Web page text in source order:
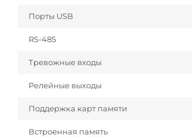
Порты USB
RS-485
Тревожные входы
Релейные выходы
Поддержка карт памяти
Встроенная память